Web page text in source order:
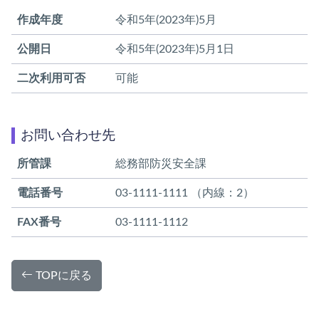
作成年度 令和5年(2023年)5月
公開日 令和5年(2023年)5月1日
二次利用可否 可能
お問い合わせ先
所管課 総務部防災安全課
電話番号 03-1111-1111 （内線：2）
FAX番号 03-1111-1112
TOPに戻る